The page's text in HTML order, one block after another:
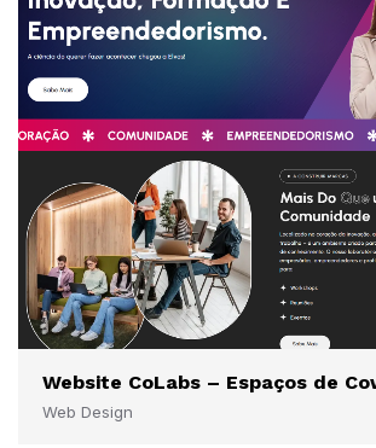
Website CoLabs – Espaços de
Web Design